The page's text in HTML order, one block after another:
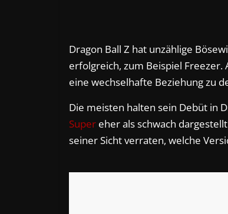
Dragon Ball Z hat unzählige
erfolgreich, zum Beispiel
eine wechselhafte Beziehung zu
Die meisten halten sein Debüt in
Super eher als schwach
seiner Sicht verraten, welche